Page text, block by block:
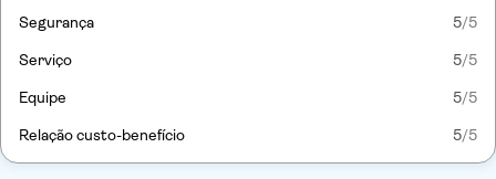
Segurança 5/5
Serviço 5/5
Equipe 5/5
Relação custo-benefício 5/5